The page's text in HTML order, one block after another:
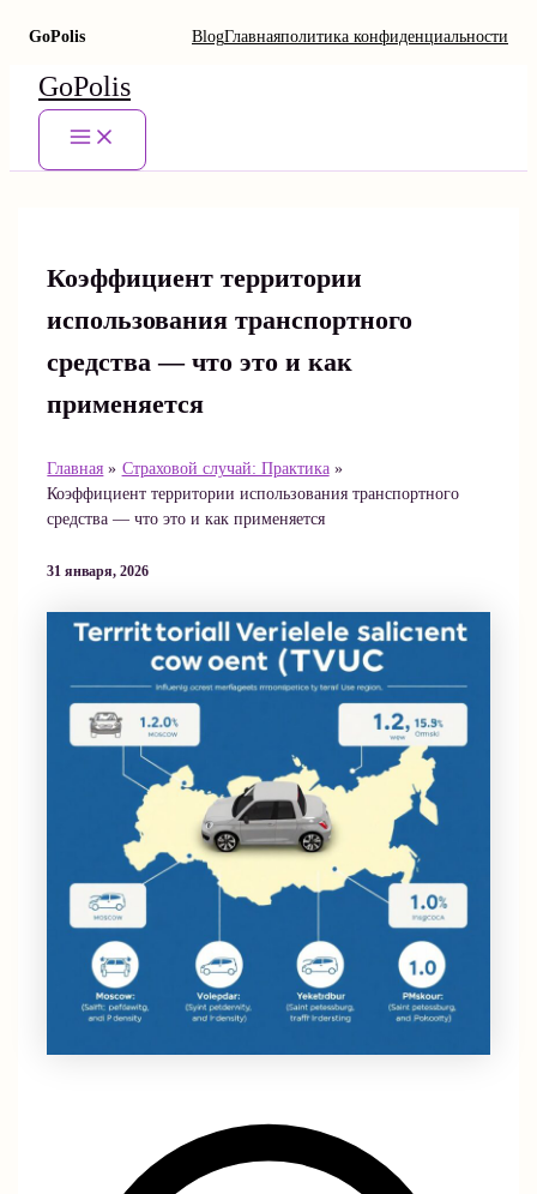
GoPolis BlogГлавнаяполитика конфиденциальности
Перейти
содержимому
GoPolis
Main
Коэффициент территории
использования транспортного
средства — что это и как
применяется
Главная
Страховой случай: Практика
Коэффициент территории использования транспортного
средства — что это и как применяется
31 января, 2026